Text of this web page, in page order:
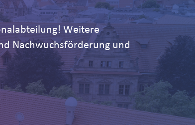
Weitere
Nachwuchsförderung und